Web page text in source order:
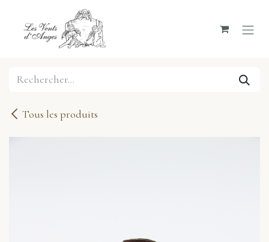
Se rendre au contenu
Tous les produits